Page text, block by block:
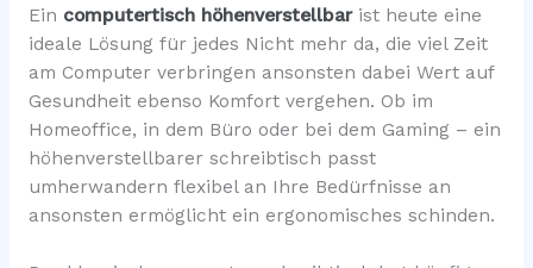
Ein computertisch höhenverstellbarist heute eine
ideale Lösung für jedes Nicht mehr da, die viel Zeit
am Computer verbringen ansonsten dabei Wert auf
Gesundheit ebenso Komfort vergehen. Ob im
Homeoffice, in dem Büro oder bei dem Gaming – ein
höhenverstellbarer schreibtisch passt
umherwandern flexibel an Ihre Bedürfnisse an
ansonsten ermöglicht ein ergonomisches schinden.